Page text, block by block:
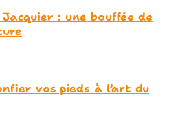
: une bouffée de
vos pieds à l’art du